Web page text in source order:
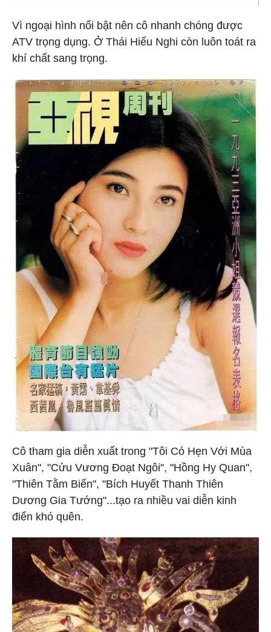
Vì ngoại hình nổi bật nên cô nhanh chóng được
ATV trọng dụng. Ở Thái Hiểu Nghi còn luôn toát ra
khí chất sang trọng.
Cô tham gia diễn xuất trong "Tôi Có Hẹn Với Mùa
Xuân", "Cửu Vương Đoạt Ngôi", "Hồng Hy Quan",
"Thiên Tằm Biến", "Bích Huyết Thanh Thiên
Dương Gia Tướng"...tạo ra nhiều vai diễn kinh
điển khó quên.